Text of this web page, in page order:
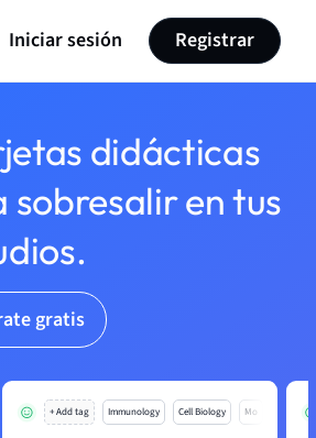
Iniciar sesión Registrar
didácticas
en tus
gratis
+ Add tag Immunology Cell Biology Mo